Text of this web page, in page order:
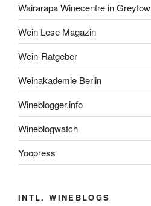
Wairarapa Winecentre in
Wein Lese Magazin
Wein-Ratgeber
Weinakademie Berlin
Wineblogger.info
Wineblogwatch
Yoopress
INTL. WINEBLOGS